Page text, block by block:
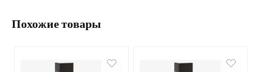
Похожие товары